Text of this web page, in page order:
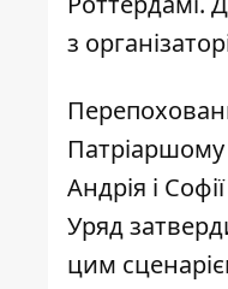
з
Патріаршому
Андрія і
Уряд
цим